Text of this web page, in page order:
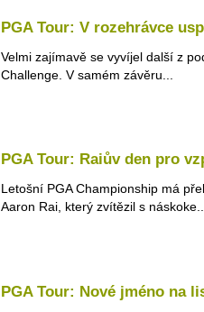
PGA Tour: V rozehrávce
Velmi zajímavě se vyvíjel další z
Challenge. V samém závěru...
PGA Tour: Raiův den pro
Letošní PGA Championship má
Aaron Rai, který zvítězil s
PGA Tour: Nové jméno na